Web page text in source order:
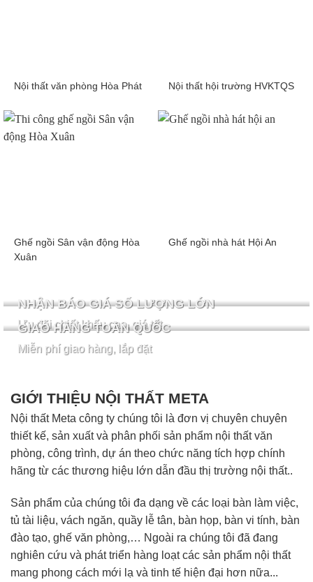
Nội thất văn phòng Hòa Phát Nội thất hội trường HVKTQS
Ghế ngồi Sân vận động Hòa
Xuân
Ghế ngồi nhà hát Hội An
NHẬN BÁO GIÁ SỐ LƯỢNG LỚN
Ưu đãi chiết khấu cao, giá tốt
GIAO HÀNG TOÀN QUỐC
Miễn phí giao hàng, lắp đặt
GIỚI THIỆU NỘI THẤT META
Nội thất Meta công ty chúng tôi là đơn vị chuyên chuyên
thiết kế, sản xuất và phân phối sản phẩm nội thất văn
phòng, công trình, dự án theo chức năng tích hợp chính
hãng từ các thương hiệu lớn dẫn đầu thị trường nội thất..
Sản phẩm của chúng tôi đa dạng về các loại bàn làm việc,
tủ tài liệu, vách ngăn, quầy lễ tân, bàn họp, bàn vi tính, bàn
đào tạo, ghế văn phòng,… Ngoài ra chúng tôi đã đang
nghiên cứu và phát triển hàng loạt các sản phẩm nội thất
mang phong cách mới lạ và tinh tế hiện đại hơn nữa...